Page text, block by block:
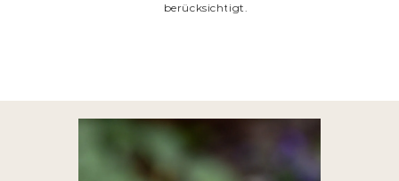
berücksichtigt.